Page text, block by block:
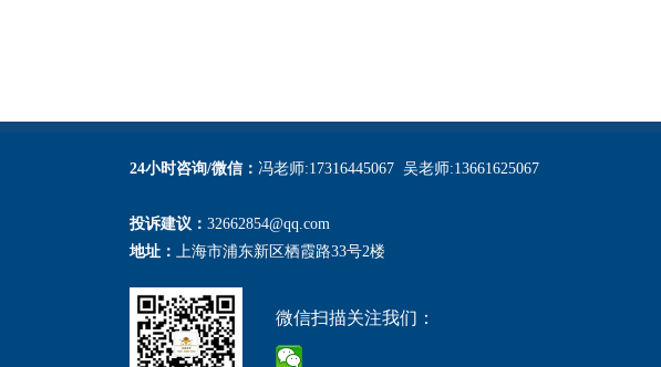
24小时咨询/微信： 冯老师:17316445067 吴老师:13661625067
投诉建议： 32662854@qq.com
地址： 上海市浦东新区栖霞路33号2楼
微信扫描关注我们：